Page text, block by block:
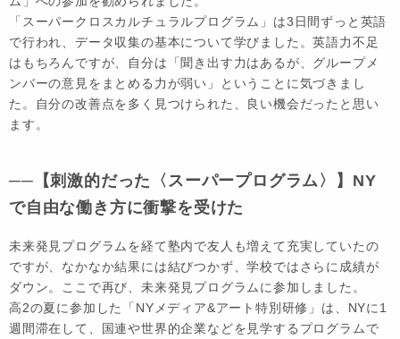
「スーパークロスカルチュラルプログラム」は3日間ずっと英語
で行われ、データ収集の基本について学びました。英語力不足
はもちろんですが、自分は「聞き出す力はあるが、グループメ
ンバーの意見をまとめる力が弱い」ということに気づきまし
た。自分の改善点を多く見つけられた、良い機会だったと思い
ます。
──【刺激的だった〈スーパープログラム〉】NY
で自由な働き方に衝撃を受けた
未来発見プログラムを経て塾内で友人も増えて充実していたの
ですが、なかなか結果には結びつかず、学校ではさらに成績が
ダウン。ここで再び、未来発見プログラムに参加しました。
高2の夏に参加した「NYメディア&アート特別研修」は、NYに1
週間滞在して、国連や世界的企業などを見学するプログラムで